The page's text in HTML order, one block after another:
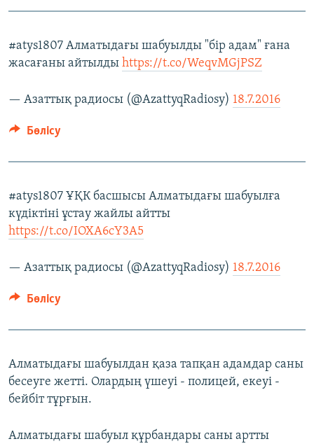
#atys1807 Алматыдағы шабуылды "бір адам" ғана
жасағаны айтылды https://t.co/WeqvMGjPSZ
— Азаттық радиосы (@AzattyqRadiosy) 18.7.2016
Бөлісу
#atys1807 ҰҚК басшысы Алматыдағы шабуылға
күдіктіні ұстау жайлы айтты
https://t.co/IOXA6cY3A5
— Азаттық радиосы (@AzattyqRadiosy) 18.7.2016
Бөлісу
Алматыдағы шабуылдан қаза тапқан адамдар саны
бесеуге жетті. Олардың үшеуі - полицей, екеуі -
бейбіт тұрғын.
Алматыдағы шабуыл құрбандары саны артты